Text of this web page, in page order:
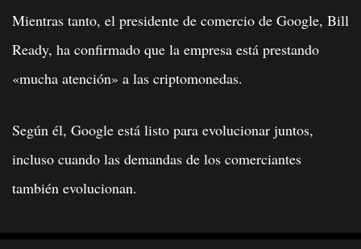
Mientras tanto, el presidente de comercio de Google, Bill
Ready, ha confirmado que la empresa está prestando
«mucha atención» a las criptomonedas.
Según él, Google está listo para evolucionar juntos,
incluso cuando las demandas de los comerciantes
también evolucionan.